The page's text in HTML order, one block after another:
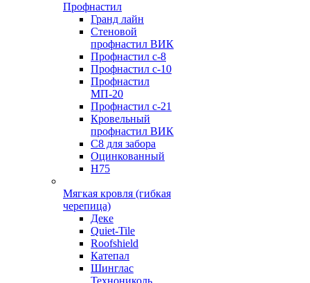
Профнастил
Гранд лайн
Стеновой
профнастил ВИК
Профнастил с-8
Профнастил с-10
Профнастил
МП-20
Профнастил с-21
Кровельный
профнастил ВИК
С8 для забора
Оцинкованный
Н75
Мягкая кровля (гибкая
черепица)
Деке
Quiet-Tile
Roofshield
Катепал
Шинглас
Технониколь